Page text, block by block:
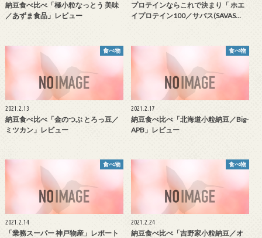
納豆食べ比べ「極小粒なっとう 美味
／あずま食品」レビュー
プロテインならこれで決まり「 ホエ
イプロテイン100／サバス(SAVAS…
食べ物
2021.2.13
納豆食べ比べ「金のつぶ とろっ豆／
ミツカン」レビュー
食べ物
2021.2.17
納豆食べ比べ「北海道小粒納豆／Big-
APB」レビュー
食べ物
2021.2.14
「業務スーパー 神戸物産」レポート
食べ物
2021.2.24
納豆食べ比べ「吉野家小粒納豆／オ